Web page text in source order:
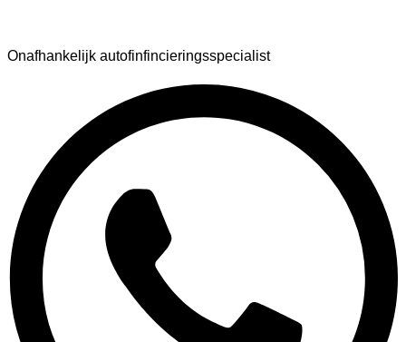
Onafhankelijk autofinfincieringsspecialist